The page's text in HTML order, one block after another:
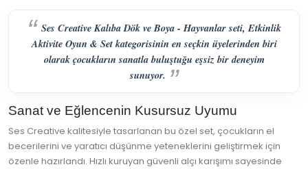
Ses Creative Kalıba Dök ve Boya - Hayvanlar seti, Etkinlik
Aktivite Oyun & Set kategorisinin en seçkin üyelerinden biri
olarak çocukların sanatla buluştuğu eşsiz bir deneyim
sunuyor.
Sanat ve Eğlencenin Kusursuz Uyumu
Ses Creative kalitesiyle tasarlanan bu özel set, çocukların el
becerilerini ve yaratıcı düşünme yeteneklerini geliştirmek için
özenle hazırlandı. Hızlı kuruyan güvenli alçı karışımı sayesinde